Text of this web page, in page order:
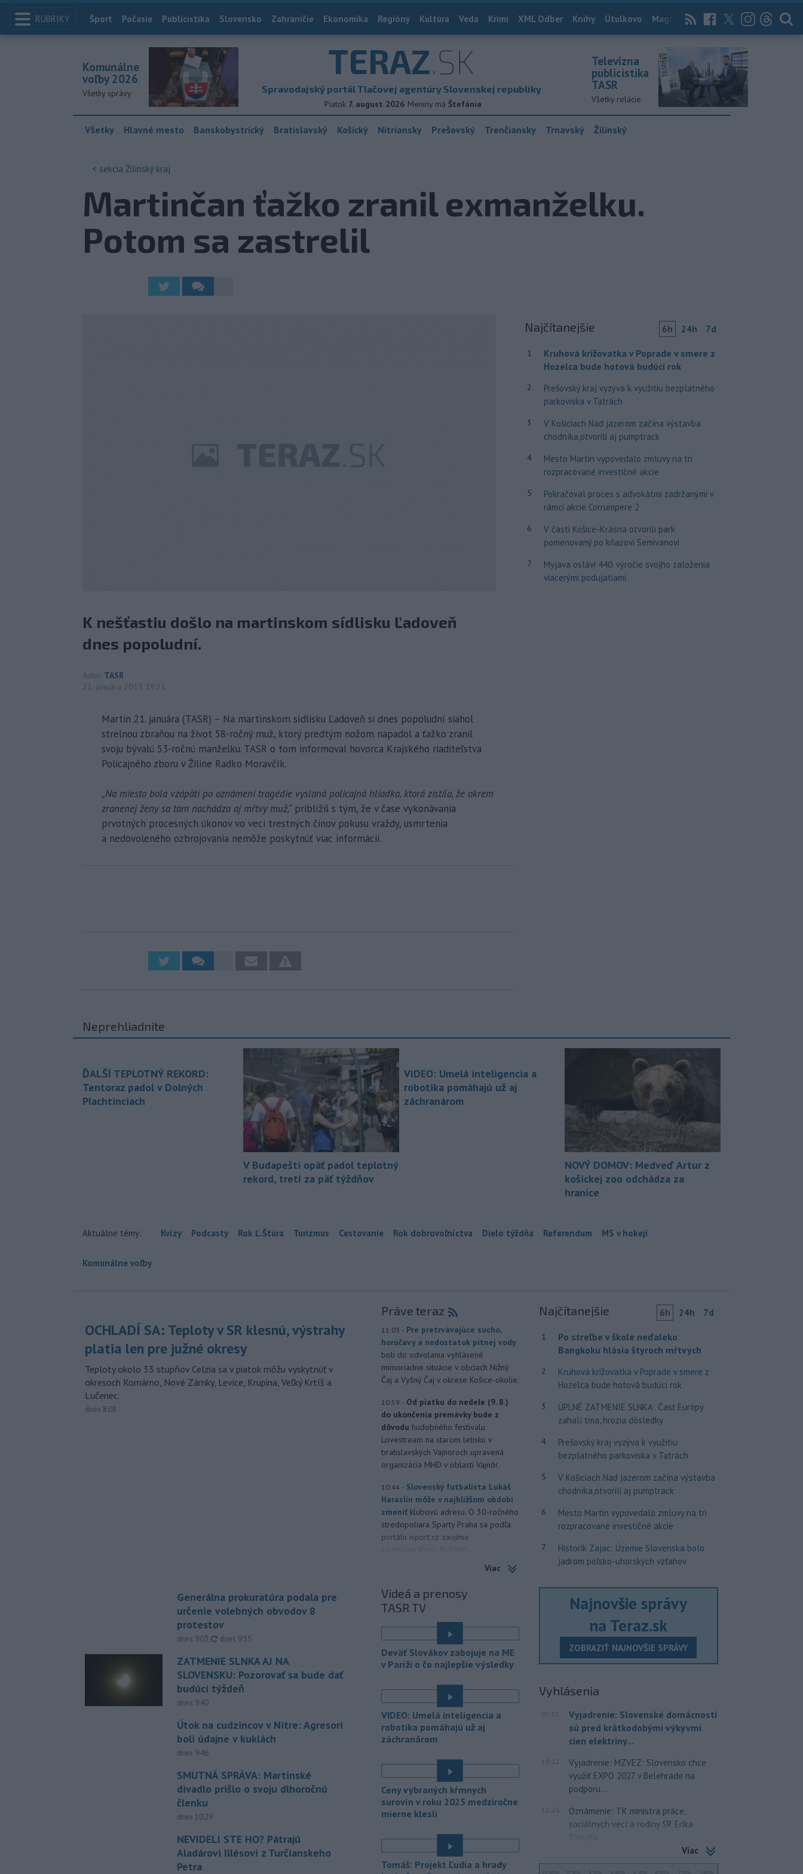
RUBRIKY Index
Šport Počasie Publicistika Slovensko Zahraničie Ekonomika Regióny Kultúra Veda Krimi XML Odber Knihy Útulkovo Magazín News Now Archív
TERAZ.SK
Spravodajský portál Tlačovej agentúry Slovenskej republiky
Piatok 7. august 2026 Meniny má Štefánia
Komunálne
voľby 2026
Všetky správy
Televízna
publicistika
TASR
Všetky relácie
Všetky Hlavné mesto Banskobystrický Bratislavský Košický Nitriansky Prešovský Trenčiansky Trnavský Žilinský
< sekcia Žilinský kraj
Martinčan ťažko zranil exmanželku.
Potom sa zastrelil
K nešťastiu došlo na martinskom sídlisku Ľadoveň
dnes popoludní.
Autor TASR
21. januára 2015 19:21
Martin 21. januára (TASR) – Na martinskom sídlisku Ľadoveň si dnes popoludní siahol
strelnou zbraňou na život 58-ročný muž, ktorý predtým nožom napadol a ťažko zranil
svoju bývalú 53-ročnú manželku. TASR o tom informoval hovorca Krajského riaditeľstva
Policajného zboru v Žiline Radko Moravčík.
„Na miesto bola vzápätí po oznámení tragédie vyslaná policajná hliadka, ktorá zistila, že okrem
zranenej ženy sa tam nachádza aj mŕtvy muž,“ priblížil s tým, že v čase vykonávania
prvotných procesných úkonov vo veci trestných činov pokusu vraždy, usmrtenia
a nedovoleného ozbrojovania nemôže poskytnúť viac informácií.
Najčítanejšie 6h 24h 7d
1
Kruhová križovatka v Poprade v smere z
Hozelca bude hotová budúci rok
2
Prešovský kraj vyzýva k využitiu bezplatného
parkoviska v Tatrách
3
V Košiciach Nad jazerom začína výstavba
chodníka,otvorili aj pumptrack
4
Mesto Martin vypovedalo zmluvy na tri
rozpracované investičné akcie
5
Pokračoval proces s advokátmi zadržanými v
rámci akcie Corrumpere 2
6
V časti Košice-Krásna otvorili park
pomenovaný po kňazovi Semivanovi
7
Myjava oslávi 440. výročie svojho založenia
viacerými podujatiami
Neprehliadnite
ĎALŠÍ TEPLOTNÝ REKORD:
Tentoraz padol v Dolných
Plachtinciach
V Budapešti opäť padol teplotný
rekord, tretí za päť týždňov
VIDEO: Umelá inteligencia a
robotika pomáhajú už aj
záchranárom
NOVÝ DOMOV: Medveď Artur z
košickej zoo odchádza za
hranice
Aktuálne témy: Kvízy Podcasty Rok Ľ.Štúra Turizmus Cestovanie Rok dobrovoľníctva Dielo týždňa Referendum MS v hokeji
Komunálne voľby
OCHLADÍ SA: Teploty v SR klesnú, výstrahy
platia len pre južné okresy
Teploty okolo 33 stupňov Celzia sa v piatok môžu vyskytnúť v
okresoch Komárno, Nové Zámky, Levice, Krupina, Veľký Krtíš a
Lučenec.
dnes 8:08
Generálna prokuratúra podala pre
určenie volebných obvodov 8
protestov
dnes 9:03, aktualizované
dnes 9:55
ZATMENIE SLNKA AJ NA
SLOVENSKU: Pozorovať sa bude dať
budúci týždeň
dnes 9:40
Útok na cudzincov v Nitre: Agresori
boli údajne v kuklách
dnes 9:46
SMUTNÁ SPRÁVA: Martinské
divadlo prišlo o svoju dlhoročnú
členku
dnes 10:29
NEVIDELI STE HO? Pátrajú
Aladárovi Illésovi z Turčianskeho
Petra
Práve teraz
11:03 - Pre pretrvávajúce sucho,
horúčavy a nedostatok pitnej vody
boli do odvolania vyhlásené
mimoriadne situácie v obciach Nižný
Čaj a Vyšný Čaj v okrese Košice-okolie.
10:59 - Od piatku do nedele (9. 8.)
do ukončenia premávky bude z
dôvodu hudobného festivalu
Lovestream na starom letisku v
bratislavských Vajnoroch upravená
organizácia MHD v oblasti Vajnôr.
10:44 - Slovenský futbalista Lukáš
Haraslín môže v najbližšom období
zmeniť klubovú adresu. O 30-ročného
stredopoliara Sparty Praha sa podľa
portálu isport.cz zaujíma
Vo veku 94 rokov zomrela 29.
členka Slovenského komorného
divadla (SKD) v Martine Helena
- Národná diaľničná
spoločnosť (NDS) ukončila výmenu
mostného záveru na ľavej strane
bratislavskej diaľnice D2.
10:02 - Počet potvrdených prípadov
nákazy vírusovým ochorením
v Konžskej demokratickej republike
09:24 - V stredu sa bude dať
pozorovať čiastočné zatmenie
Slnka imaximum roja Perzeidy
podala v súvislosti s určením
obvodov celkovo osem
protestov prokurátora, a to proti
Viac
Videá a prenosy
TASR TV
Deväť Slovákov zabojuje na ME
v Paríži o čo najlepšie výsledky
VIDEO: Umelá inteligencia a
robotika pomáhajú už aj
záchranárom
Ceny vybraných kŕmnych
surovín v roku 2025 medziročne
mierne klesli
Tomáš: Projekt Ľudia a hrady
Najčítanejšie 6h 24h 7d
1
Po streľbe v škole neďaleko
Bangkoku hlásia štyroch mŕtvych
2
Kruhová križovatka v Poprade v smere z
Hozelca bude hotová budúci rok
3
ÚPLNÉ ZATMENIE SLNKA: Časť Európy
zahalí tma, hrozia dôsledky
4
Prešovský kraj vyzýva k využitiu
bezplatného parkoviska v Tatrách
5
V Košiciach Nad jazerom začína výstavba
chodníka,otvorili aj pumptrack
6
Mesto Martin vypovedalo zmluvy na tri
rozpracované investičné akcie
7
Historik Zajac: Územie Slovenska bolo
jadrom poľsko-uhorských vzťahov
Najnovšie správy
na Teraz.sk
ZOBRAZIŤ NAJNOVŠIE SPRÁVY
Vyhlásenia
07:55
Vyjadrenie: Slovenské domácnosti
sú pred krátkodobými výkyvmi
cien elektriny...
18:12
Vyjadrenie: MZVEZ: Slovensko chce
využiť EXPO 2027 v Belehrade na
podporu...
12:26
Oznámenie: TK ministra práce,
sociálnych vecí a rodiny SR Erika
Tomáša
Viac